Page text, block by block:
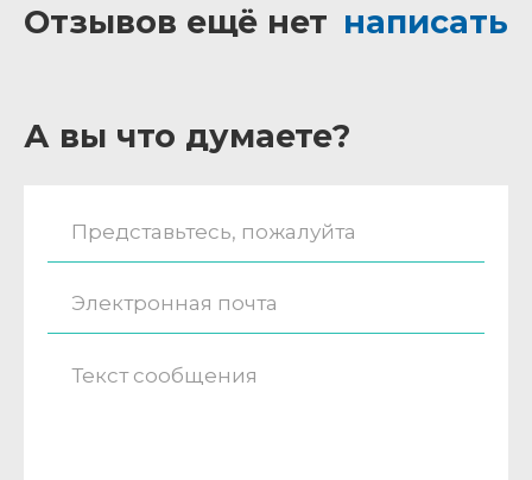
Отзывов ещё нет написать
А вы что думаете?